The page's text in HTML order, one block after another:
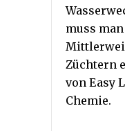
muss
Züchtern
von Easy
Chemie.